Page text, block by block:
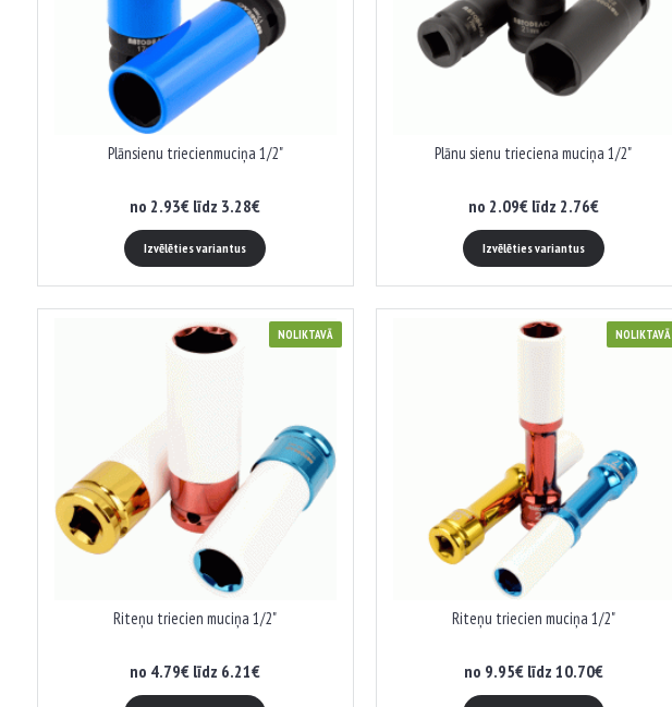
Plānsienu triecienmuciņa 1/2"
no 2.93€ līdz 3.28€
Izvēlēties variantus
Plānu sienu trieciena muciņa 1/2"
no 2.09€ līdz 2.76€
Izvēlēties variantus
NOLIKTAVĀ
Riteņu triecien muciņa 1/2"
no 4.79€ līdz 6.21€
NOLIKTAVĀ
Riteņu triecien muciņa 1/2"
no 9.95€ līdz 10.70€